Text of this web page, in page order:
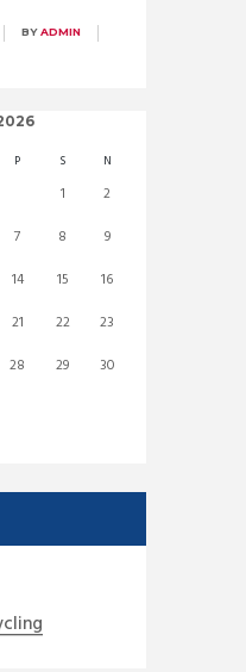
BYADMIN
P S N
1
2
7 8
9
14 15
16
21 22
23
28 29
30